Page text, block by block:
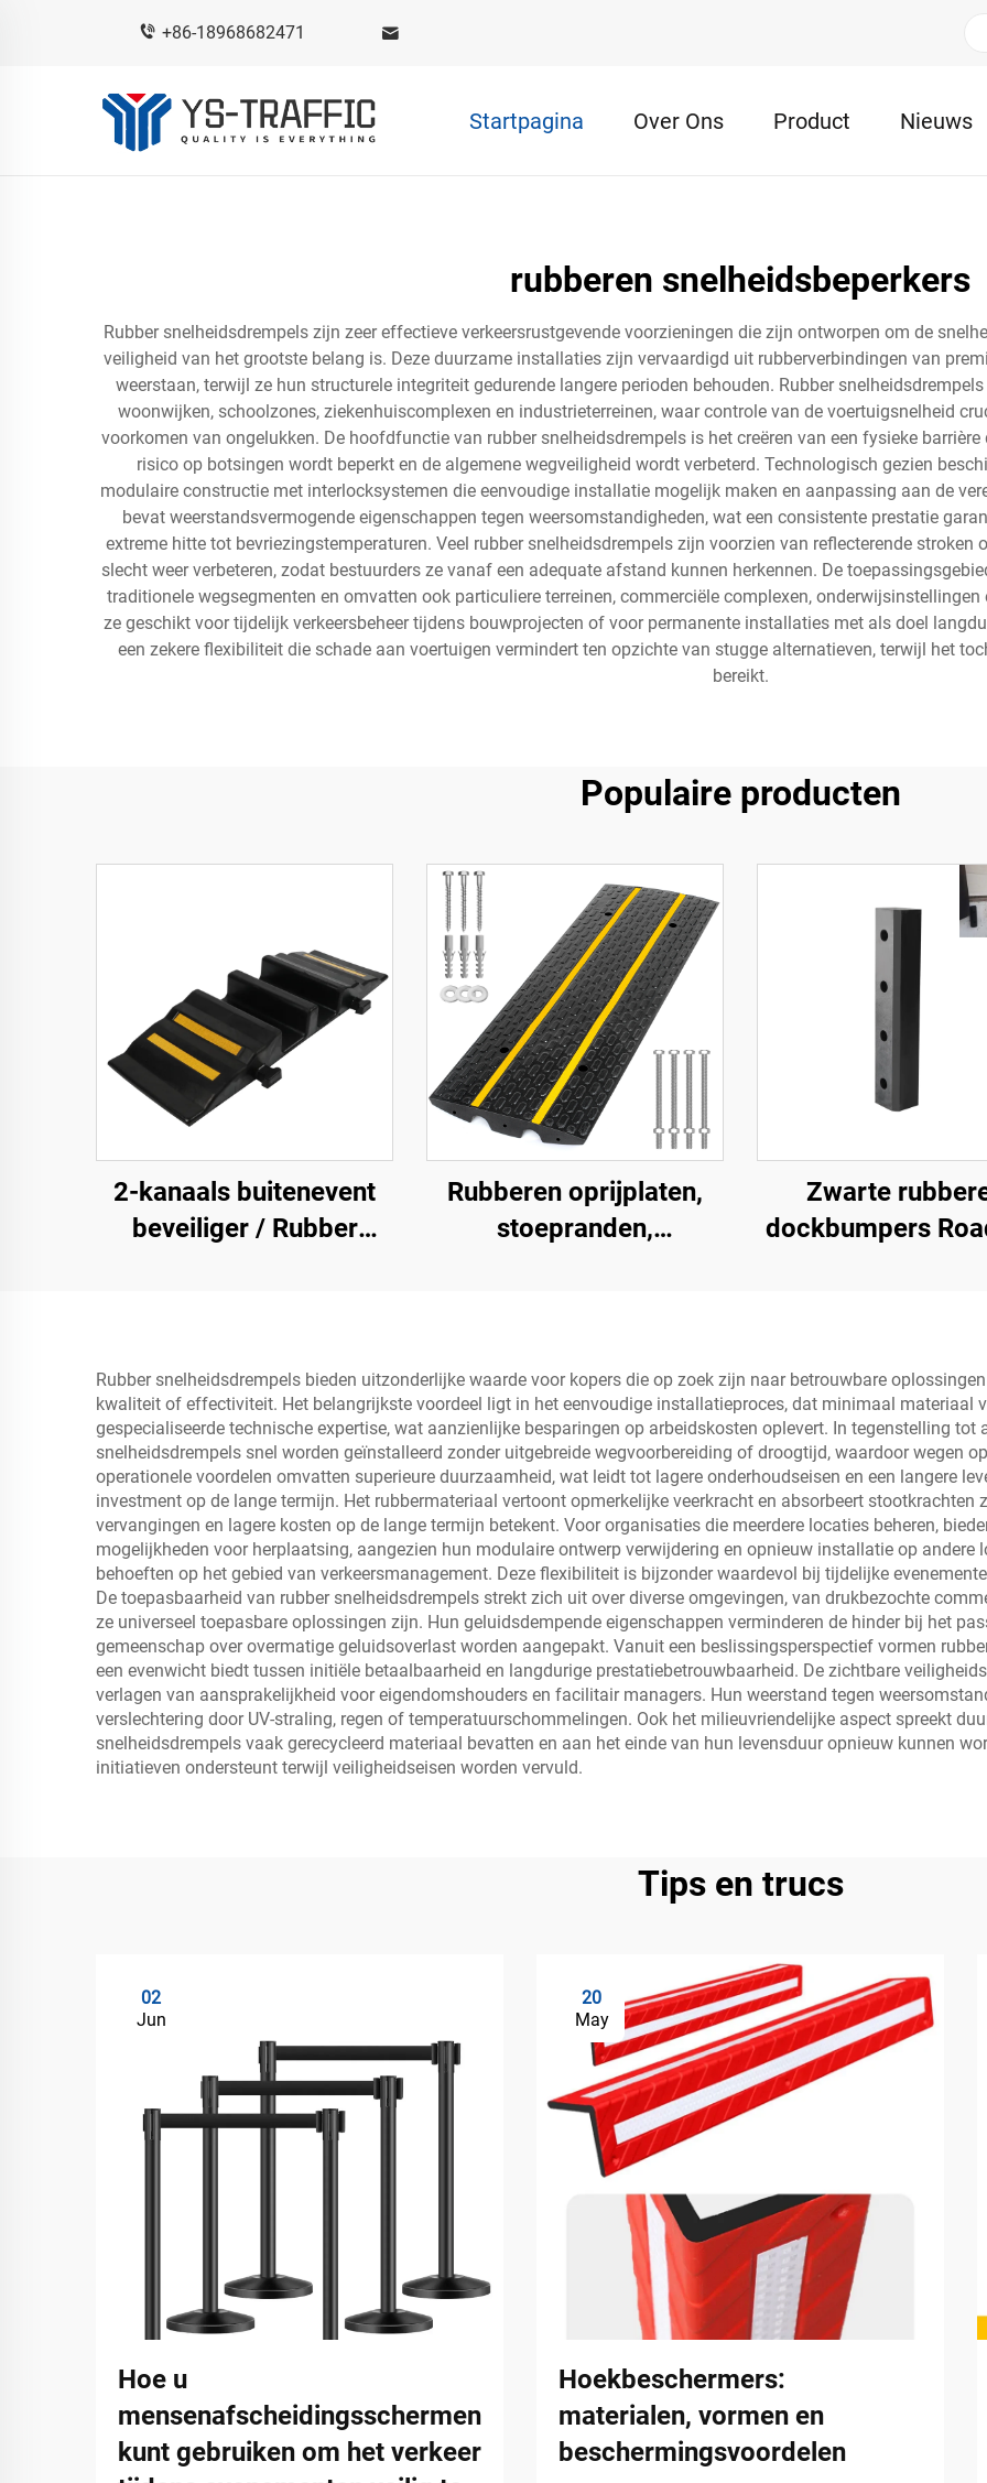
+86-18968682471
Startpagina Over Ons Product Nieuws
rubberen snelheidsbeperkers
Rubber snelheidsdrempels zijn zeer effectieve verkeersrustgevende voorzieningen die zijn ontworpen om de
veiligheid van het grootste belang is. Deze duurzame installaties zijn vervaardigd uit rubberverbindingen van
weerstaan, terwijl ze hun structurele integriteit gedurende langere perioden behouden. Rubber
woonwijken, schoolzones, ziekenhuiscomplexen en industrieterreinen, waar controle van de voertuigsnelheid
voorkomen van ongelukken. De hoofdfunctie van rubber snelheidsdrempels is het creëren van een fysieke
risico op botsingen wordt beperkt en de algemene wegveiligheid wordt verbeterd. Technologisch gezien
modulaire constructie met interlocksystemen die eenvoudige installatie mogelijk maken en aanpassing aan de
bevat weerstandsvermogende eigenschappen tegen weersomstandigheden, wat een consistente prestatie
extreme hitte tot bevriezingstemperaturen. Veel rubber snelheidsdrempels zijn voorzien van reflecterende stroken
slecht weer verbeteren, zodat bestuurders ze vanaf een adequate afstand kunnen herkennen. De
traditionele wegsegmenten en omvatten ook particuliere terreinen, commerciële complexen,
ze geschikt voor tijdelijk verkeersbeheer tijdens bouwprojecten of voor permanente installaties met als doel
een zekere flexibiliteit die schade aan voertuigen vermindert ten opzichte van stugge alternatieven, terwijl het
bereikt.
Populaire producten
2-kanaals buitenevent
beveiliger / Rubber
Rubberen oprijplaten,
stoepranden,
rolstoelen
Zwarte
dockbumpers
Rubber snelheidsdrempels bieden uitzonderlijke waarde voor kopers die op zoek zijn naar betrouwbare
kwaliteit of effectiviteit. Het belangrijkste voordeel ligt in het eenvoudige installatieproces, dat minimaal materiaal
gespecialiseerde technische expertise, wat aanzienlijke besparingen op arbeidskosten oplevert. In tegenstelling
snelheidsdrempels snel worden geïnstalleerd zonder uitgebreide wegvoorbereiding of droogtijd, waardoor wegen
operationele voordelen omvatten superieure duurzaamheid, wat leidt tot lagere onderhoudseisen en een langere
investment op de lange termijn. Het rubbermateriaal vertoont opmerkelijke veerkracht en absorbeert stootkrachten
vervangingen en lagere kosten op de lange termijn betekent. Voor organisaties die meerdere locaties beheren,
mogelijkheden voor herplaatsing, aangezien hun modulaire ontwerp verwijdering en opnieuw installatie op andere
behoeften op het gebied van verkeersmanagement. Deze flexibiliteit is bijzonder waardevol bij tijdelijke
De toepasbaarheid van rubber snelheidsdrempels strekt zich uit over diverse omgevingen, van drukbezochte
ze universeel toepasbare oplossingen zijn. Hun geluidsdempende eigenschappen verminderen de hinder bij het
gemeenschap over overmatige geluidsoverlast worden aangepakt. Vanuit een beslissingsperspectief vormen
een evenwicht biedt tussen initiële betaalbaarheid en langdurige prestatiebetrouwbaarheid. De zichtbare
verlagen van aansprakelijkheid voor eigendomshouders en facilitair managers. Hun weerstand tegen
verslechtering door UV-straling, regen of temperatuurschommelingen. Ook het milieuvriendelijke aspect spreekt
snelheidsdrempels vaak gerecycleerd materiaal bevatten en aan het einde van hun levensduur opnieuw kunnen
initiatieven ondersteunt terwijl veiligheidseisen worden vervuld.
Tips en trucs
02
Jun
Hoe u
mensenafscheidingsschermen
kunt gebruiken om het verkeer
20
May
Hoekbeschermers:
materialen, vormen en
beschermingsvoordelen